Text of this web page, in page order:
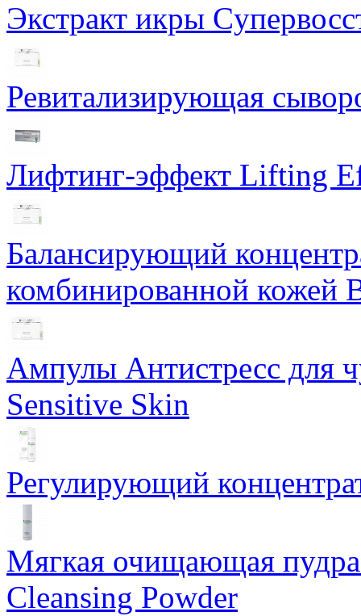
Экстракт икры
Ревитализирующая
Лифтинг-эффект Lifting
Балансирующий
комбинированной кожей
Ампулы Антистресс для
Sensitive Skin
Регулирующий
Мягкая очищающая
Cleansing Powder